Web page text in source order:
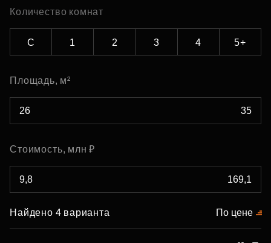
Количество комнат
С 1 2 3 4 5+
Площадь, м²
Стоимость, млн ₽
Найдено 4 варианта По цене